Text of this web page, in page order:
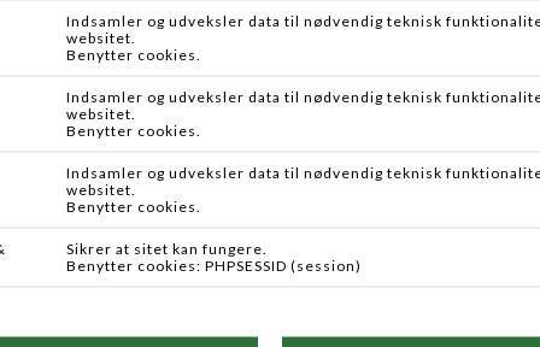
DKK 109,00 Fra DKK 19,95
FRYSETØRRET BØRSTEORM GULP ALIVE TOBIS